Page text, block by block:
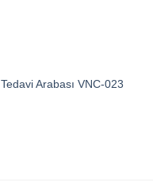
Tedavi Arabası VNC-023